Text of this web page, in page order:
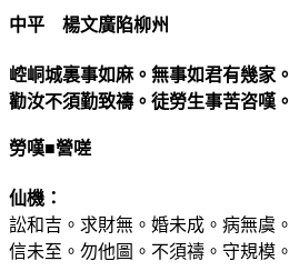
中平 楊文廣陷柳州
崆峒城裏事如麻。無事如君有幾家。
勸汝不須勤致禱。徒勞生事苦咨嘆。
勞嘆■營嗟
仙機：
訟和吉。求財無。婚未成。病無虞。
信未至。勿他圖。不須禱。守規模。